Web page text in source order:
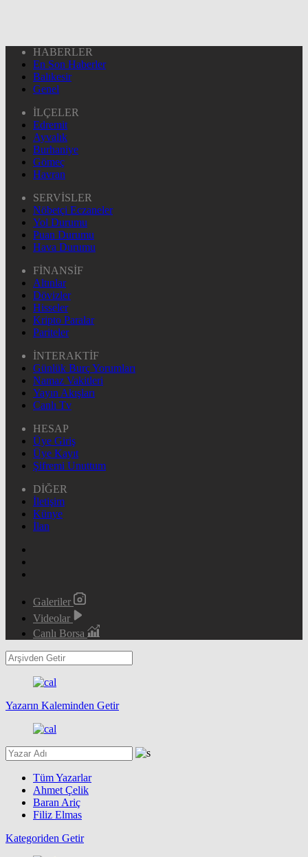
HABERLER
En Son Haberler
Balıkesir
Genel
İLÇELER
Edremit
Ayvalık
Burhaniye
Gömeç
Havran
SERVİSLER
Nöbetçi Eczaneler
Yol Durumu
Puan Durumu
Hava Durumu
FİNANSİF
Altınlar
Dövizler
Hisseler
Kripto Paralar
Pariteler
İNTERAKTİF
Günlük Burç Yorumları
Namaz Vakitleri
Yayın Akışları
Canlı Tv
HESAP
Üye Giriş
Üye Kayıt
Şifremi Unuttum
DİĞER
İletişim
Künye
İlan
Galeriler
Videolar
Canlı Borsa
Yazarın Kaleminden Getir
Tüm Yazarlar
Ahmet Çelik
Baran Ariç
Filiz Elmas
Kategoriden Getir